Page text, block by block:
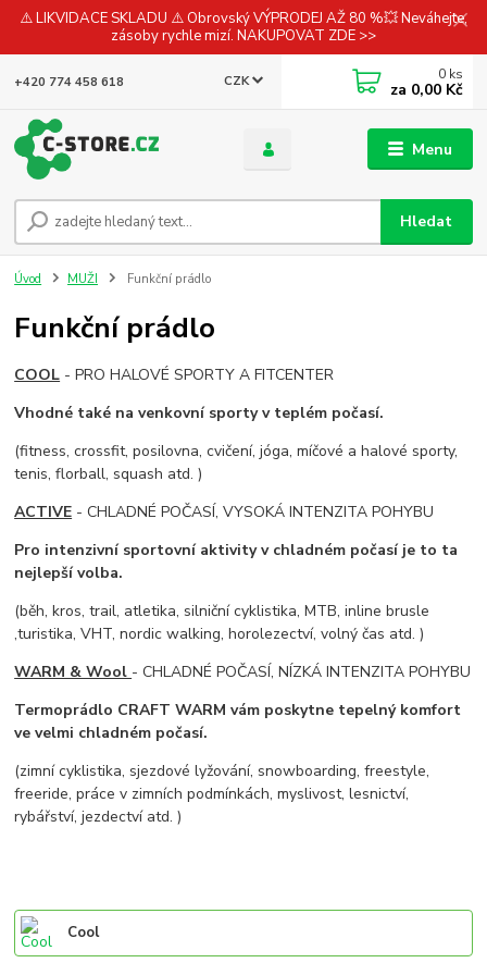
⚠️ LIKVIDACE SKLADU ⚠️ Obrovský VÝPRODEJ AŽ 80 %💥 Neváhejte,
zásoby rychle mizí. NAKUPOVAT ZDE >>
Menu
CZK
Hledat
+420 774 458 618 0 ks
za 0,00 Kč
Úvod MUŽI Funkční prádlo
Funkční prádlo
COOL - PRO HALOVÉ SPORTY A FITCENTER
Vhodné také navenkovní sporty v teplém počasí.
(fitness, crossfit, posilovna, cvičení, jóga, míčové a halové sporty,
tenis, florball, squash atd. )
ACTIVE - CHLADNÉ POČASÍ, VYSOKÁ INTENZITA POHYBU
Pro intenzivní sportovní aktivity v chladném počasí je to ta
nejlepší volba.
(běh, kros, trail, atletika, silniční cyklistika, MTB, inline brusle
,turistika, VHT, nordic walking, horolezectví, volný čas atd. )
WARM & Wool - CHLADNÉ POČASÍ, NÍZKÁ INTENZITA POHYBU
Termoprádlo CRAFT WARM vám poskytne tepelný komfort
ve velmi chladném počasí.
(zimní cyklistika, sjezdové lyžování, snowboarding, freestyle,
freeride, práce v zimních podmínkách, myslivost, lesnictví,
rybářství, jezdectví atd. )
Cool